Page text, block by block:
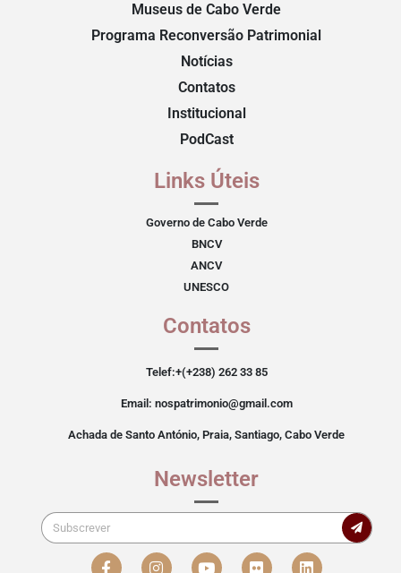
Museus de Cabo Verde
Programa Reconversão Patrimonial
Notícias
Contatos
Institucional
PodCast
Links Úteis
Governo de Cabo Verde
BNCV
ANCV
UNESCO
Contatos
Telef:+(+238) 262 33 85
Email: nospatrimonio@gmail.com
Achada de Santo António, Praia, Santiago, Cabo Verde
Newsletter